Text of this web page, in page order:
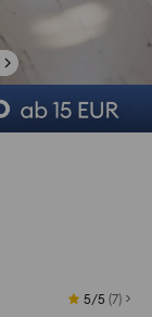
5/5 (7)